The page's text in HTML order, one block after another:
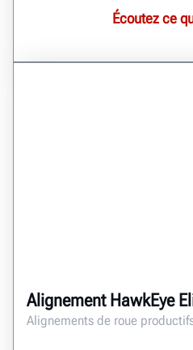
Écoutez ce
Alignement HawkEye
Alignements de roue